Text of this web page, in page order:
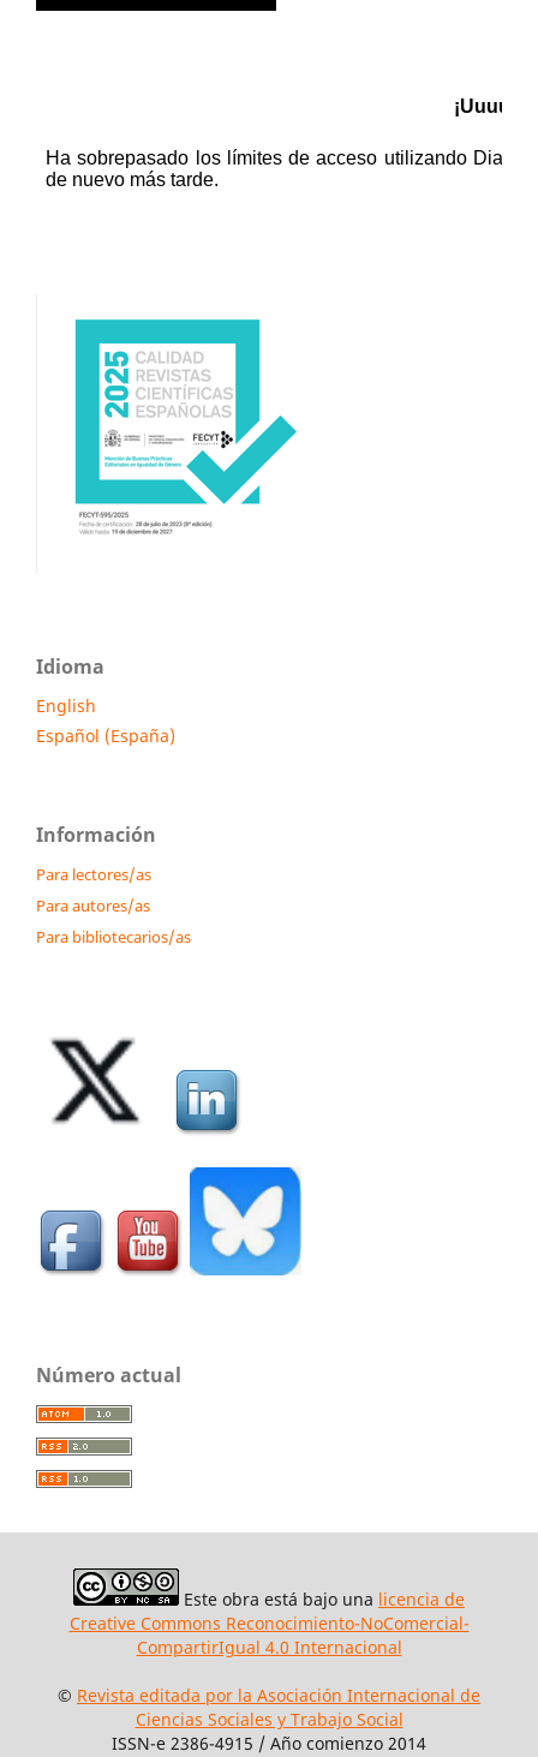
Idioma
English
Español (España)
Información
Para lectores/as
Para autores/as
Para bibliotecarios/as
Número actual
Este obra está bajo una licencia de
Creative Commons Reconocimiento-NoComercial-
CompartirIgual 4.0 Internacional
© Revista editada por la Asociación Internacional de
Ciencias Sociales y Trabajo Social
ISSN-e 2386-4915 / Año comienzo 2014